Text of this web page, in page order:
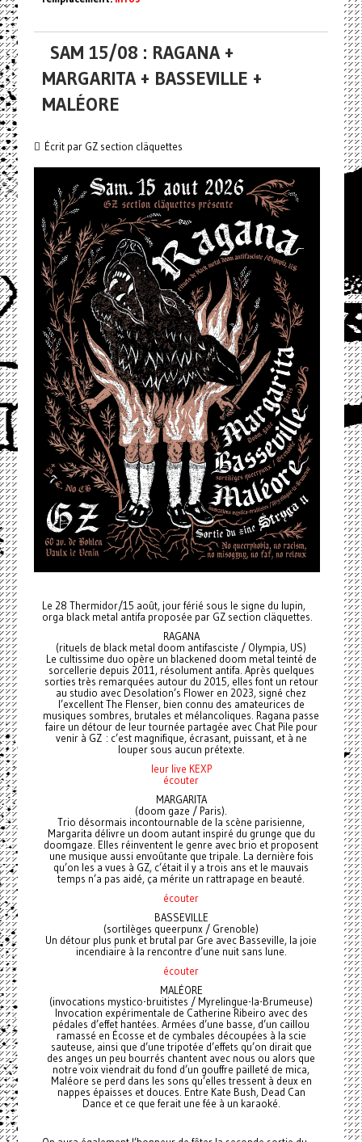
SAM 15/08 : RAGANA +
MARGARITA + BASSEVILLE +
MALÉORE
Écrit par GZ section cläquettes
Le 28 Thermidor/15 août, jour férié sous le signe du lupin,
orga black metal antifa proposée par GZ section cläquettes.
RAGANA
(rituels de black metal doom antifasciste / Olympia, US)
Le cultissime duo opère un blackened doom metal teinté de
sorcellerie depuis 2011, résolument antifa. Après quelques
sorties très remarquées autour du 2015, elles font un retour
au studio avec Desolation’s Flower en 2023, signé chez
l’excellent The Flenser, bien connu des amateurices de
musiques sombres, brutales et mélancoliques. Ragana passe
faire un détour de leur tournée partagée avec Chat Pile pour
venir à GZ : c’est magnifique, écrasant, puissant, et à ne
louper sous aucun prétexte.
leur live KEXP
écouter
MARGARITA
(doom gaze / Paris).
Trio désormais incontournable de la scène parisienne,
Margarita délivre un doom autant inspiré du grunge que du
doomgaze. Elles réinventent le genre avec brio et proposent
une musique aussi envoûtante que tripale. La dernière fois
qu’on les a vues à GZ, c’était il y a trois ans et le mauvais
temps n’a pas aidé, ça mérite un rattrapage en beauté.
écouter
BASSEVILLE
(sortilèges queerpunx / Grenoble)
Un détour plus punk et brutal par Gre avec Basseville, la joie
incendiaire à la rencontre d’une nuit sans lune.
écouter
MALÉORE
(invocations mystico-bruitistes / Myrelingue-la-Brumeuse)
Invocation expérimentale de Catherine Ribeiro avec des
pédales d’effet hantées. Armées d’une basse, d’un caillou
ramassé en Écosse et de cymbales découpées à la scie
sauteuse, ainsi que d’une tripotée d’effets qu’on dirait que
des anges un peu bourrés chantent avec nous ou alors que
notre voix viendrait du fond d’un gouffre pailleté de mica,
Maléore se perd dans les sons qu’elles tressent à deux en
nappes épaisses et douces. Entre Kate Bush, Dead Can
Dance et ce que ferait une fée à un karaoké.